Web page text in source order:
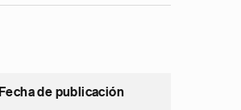
Fecha de publicación